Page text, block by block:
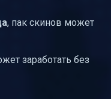
, пак скинов может
заработать без